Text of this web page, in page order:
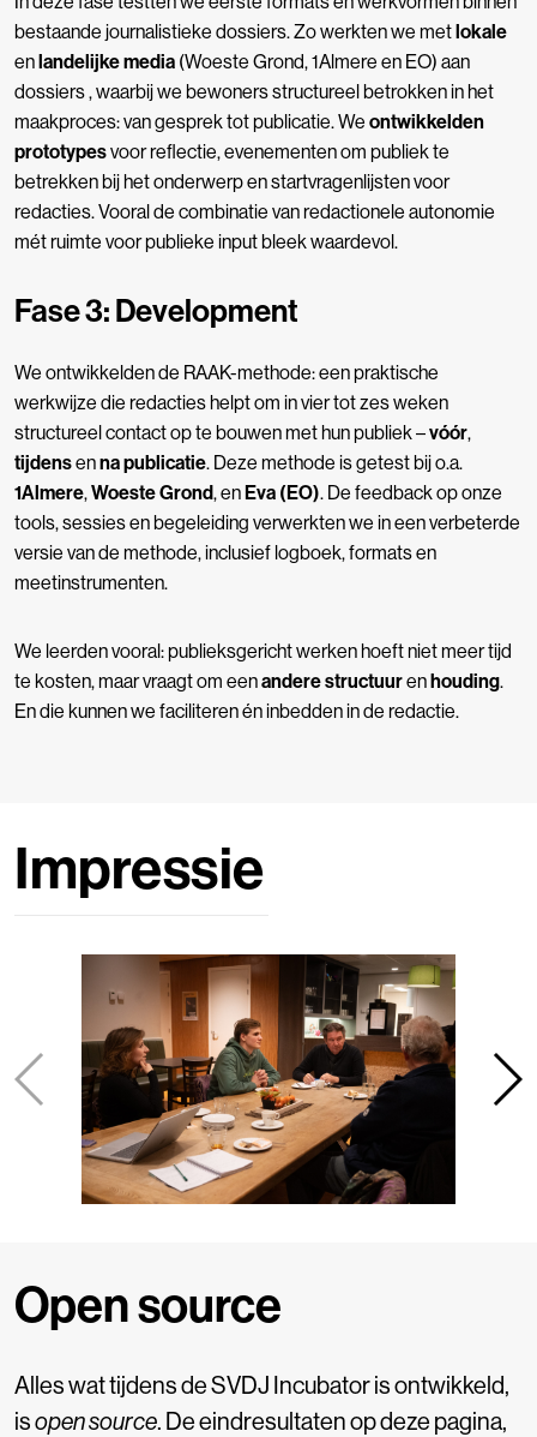
bestaande journalistieke dossiers. Zo werkten we metlokale
enlandelijke media (Woeste Grond, 1Almere en EO) aan
dossiers , waarbij we bewoners structureel betrokken in het
maakproces: van gesprek tot publicatie. We ontwikkelden
prototypesvoor reflectie, evenementen om publiek te
betrekken bij het onderwerp en startvragenlijsten voor
redacties. Vooral de combinatie van redactionele autonomie
mét ruimte voor publieke input bleek waardevol.
Fase 3: Development
We ontwikkelden de RAAK-methode: een praktische
werkwijze die redacties helpt om in vier tot zes weken
structureel contact op te bouwen met hun publiek –vóór,
tijdensenna publicatie. Deze methode is getest bij o.a.
1Almere,Woeste Grond, enEva (EO). De feedback op onze
tools, sessies en begeleiding verwerkten we in een verbeterde
versie van de methode, inclusief logboek, formats en
meetinstrumenten.
We leerden vooral: publieksgericht werken hoeft niet meer tijd
te kosten, maar vraagt om eenandere structuurenhouding.
En die kunnen we faciliteren én inbedden in de redactie.
Impressie
Open source
Alles wat tijdens de SVDJ Incubator is ontwikkeld,
isopen source. De eindresultaten op deze pagina,